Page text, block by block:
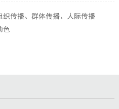
织传播、群体传播、人际传播
色